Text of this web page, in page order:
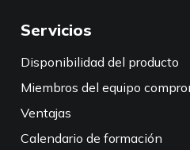
Servicios
Disponibilidad del producto
Miembros del equipo
Ventajas
Calendario de formación